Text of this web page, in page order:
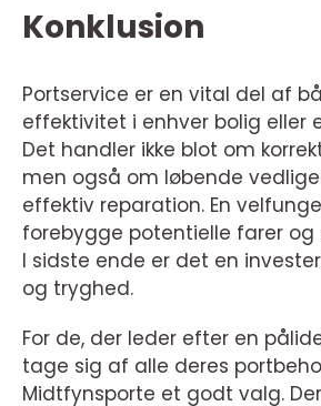
Konklusion
Portservice er en vital del af
effektivitet i enhver bolig eller
Det handler ikke blot om
men også om løbende
effektiv reparation. En
forebygge potentielle farer og
I sidste ende er det en
og tryghed.
For de, der leder efter en
tage sig af alle deres
Midtfynsporte et godt valg.